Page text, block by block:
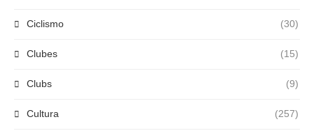
Ciclismo (30)
Clubes (15)
Clubs (9)
Cultura (257)